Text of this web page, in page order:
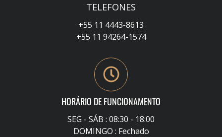
TELEFONES
+55 11 4443-8613
+55 11 94264-1574
HORÁRIO DE FUNCIONAMENTO
SEG - SÁB : 08:30 - 18:00
DOMINGO : Fechado